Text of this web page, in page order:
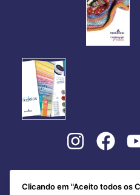
Clicando em "Aceito todos os